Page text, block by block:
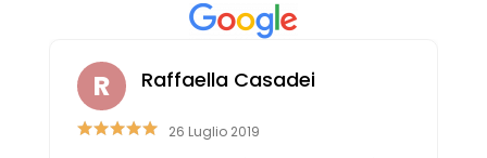
Raffaella Casadei
26 Luglio 2019